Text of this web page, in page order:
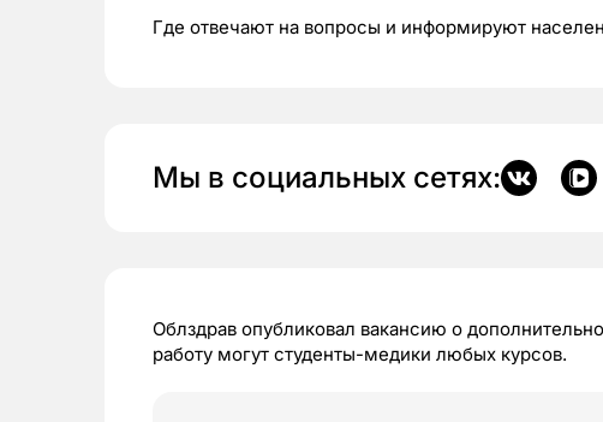
Где отвечают на вопросы и информируют
Мы в социальных сетях:
Облздрав опубликовал вакансию о
работу могут студенты-медики любых курсов.